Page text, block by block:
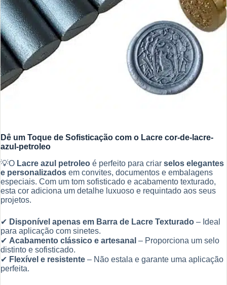
Dê um Toque de Sofisticação com o Lacre cor-de-lacre-
azul-petroleo
💡O Lacre azul petroleo é perfeito para criar selos elegantes
e personalizados em convites, documentos e embalagens
especiais. Com um tom sofisticado e acabamento texturado,
esta cor adiciona um detalhe luxuoso e requintado aos seus
projetos.
✔ Disponível apenas em Barra de Lacre Texturado – Ideal
para aplicação com sinetes.
✔ Acabamento clássico e artesanal – Proporciona um selo
distinto e sofisticado.
✔ Flexível e resistente – Não estala e garante uma aplicação
perfeita.